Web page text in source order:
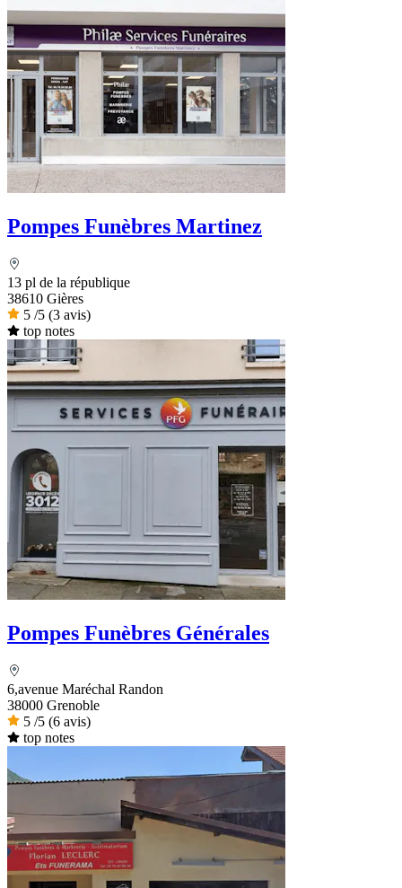
Pompes Funèbres Martinez
13 pl de la république
38610 Gières
5 /5 (3 avis)
top notes
Pompes Funèbres Générales
6,avenue Maréchal Randon
38000 Grenoble
5 /5 (6 avis)
top notes